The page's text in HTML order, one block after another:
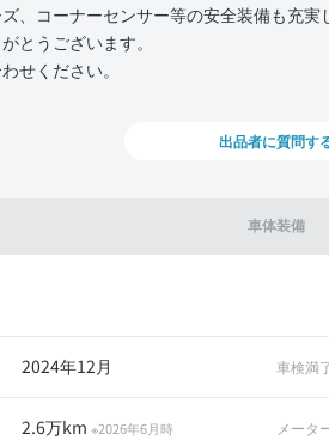
車体装備
2024年12月 車検満
2.6万km ※2026年6月時 メータ
、コーナーセンサー等の安全装備も充実
とうございます。
せください。
出品者に質問す